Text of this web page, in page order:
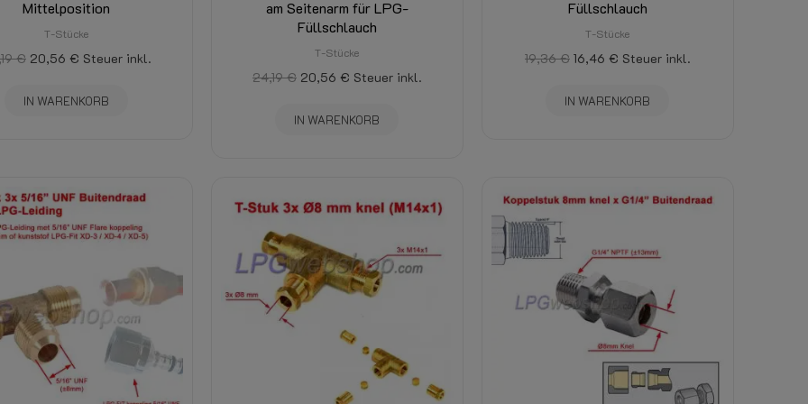
Mittelposition
T-Stücke
€ 20,56 € Steuer inkl.
IN WARENKORB
am Seitenarm für LPG-
Füllschlauch
T-Stücke
24,19 € 20,56 € Steuer inkl.
IN WARENKORB
Füllschlauch
T-Stücke
19,36 € 16,46 € Steuer inkl.
IN WARENKORB